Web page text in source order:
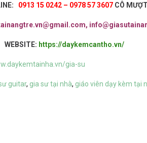
0913 15 0242 – 0978 57 3607 CÔ MƯỢT
WEBSITE: https://daykemcantho.vn/
gia-su
guitar, gia sư tại nhà, giáo viên dạy kèm tại